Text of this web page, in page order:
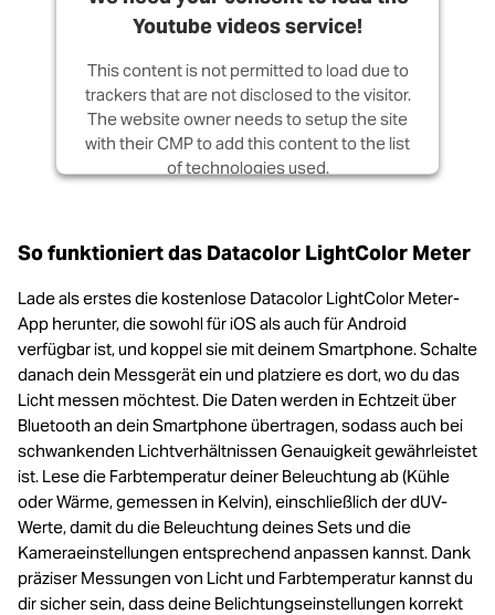
Youtube videos service!
This content is not permitted to load due to
trackers that are not disclosed to the visitor.
The website owner needs to setup the site
with their CMP to add this content to the list
of technologies used.
So funktioniert das Datacolor LightColor Meter
Lade als erstes die kostenlose Datacolor LightColor Meter-
App herunter, die sowohl für iOS als auch für Android
verfügbar ist, und koppel sie mit deinem Smartphone. Schalte
danach dein Messgerät ein und platziere es dort, wo du das
Licht messen möchtest. Die Daten werden in Echtzeit über
Bluetooth an dein Smartphone übertragen, sodass auch bei
schwankenden Lichtverhältnissen Genauigkeit gewährleistet
ist. Lese die Farbtemperatur deiner Beleuchtung ab (Kühle
oder Wärme, gemessen in Kelvin), einschließlich der dUV-
Werte, damit du die Beleuchtung deines Sets und die
Kameraeinstellungen entsprechend anpassen kannst. Dank
präziser Messungen von Licht und Farbtemperatur kannst du
dir sicher sein, dass deine Belichtungseinstellungen korrekt